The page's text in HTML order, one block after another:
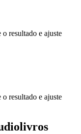
resultado e ajuste
resultado e ajuste